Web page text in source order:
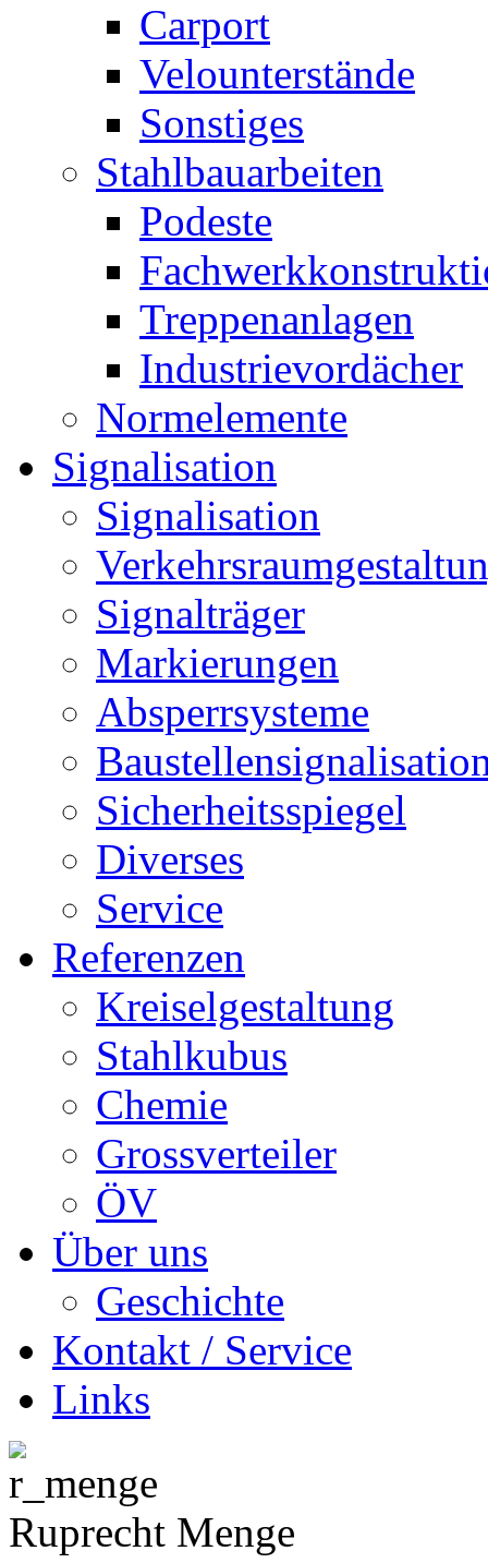
Carport
Velounterstände
Sonstiges
Stahlbauarbeiten
Podeste
Treppenanlagen
Industrievordächer
Normelemente
Signalisation
Signalisation
Signalträger
Markierungen
Absperrsysteme
Sicherheitsspiegel
Diverses
Service
Referenzen
Kreiselgestaltung
Stahlkubus
Chemie
Grossverteiler
ÖV
Über uns
Geschichte
Kontakt / Service
Links
Ruprecht Menge